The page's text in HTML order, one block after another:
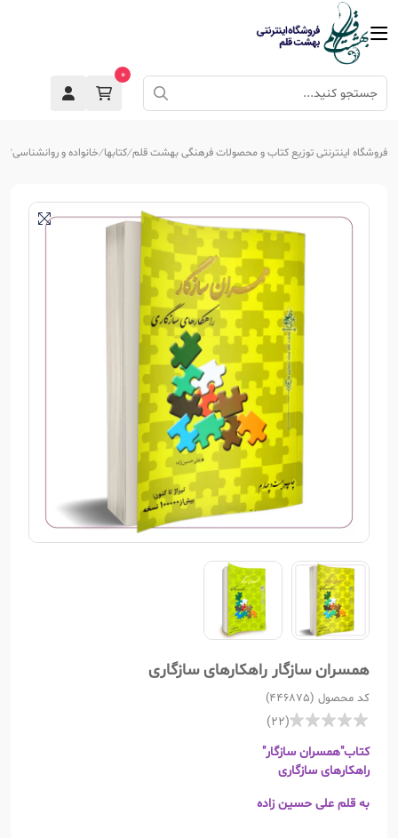
0
فروشگاه اینترنتی توزیع کتاب و محصولات فرهنگی بهشت قلم کتابها خانواده و روانشناسی
همسران سازگار راهکارهای سازگاری
کد محصول (446875)
(22)
کتاب"همسران سازگار"
راهکارهای سازگاری
به قلم علی حسین زاده